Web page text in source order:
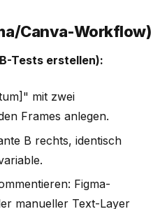
Canva-Workflow)
Tests erstellen):
mit zwei
Frames anlegen.
B rechts, identisch
Figma-
manueller Text-Layer